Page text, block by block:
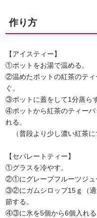
作り方
【アイスティー】
①ポットをお湯で温める。
②温めたポットの紅茶のティ
ぐ。
③ポットに蓋をして1分蒸らす
④ポットから紅茶のティーバ
れる。
（普段より少し濃い紅茶に
【セパレートティー】
①グラスを冷やす。
②①にグレープフルーツジュ
③②にガムシロップ15ｇ（適
節する。
④③に氷を5個から6個入れる